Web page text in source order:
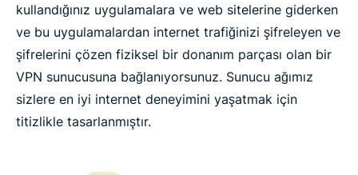
kullandığınız uygulamalara ve web sitelerine giderken
ve bu uygulamalardan internet trafiğinizi şifreleyen ve
şifrelerini çözen fiziksel bir donanım parçası olan bir
VPN sunucusuna bağlanıyorsunuz. Sunucu ağımız
sizlere en iyi internet deneyimini yaşatmak için
titizlikle tasarlanmıştır.